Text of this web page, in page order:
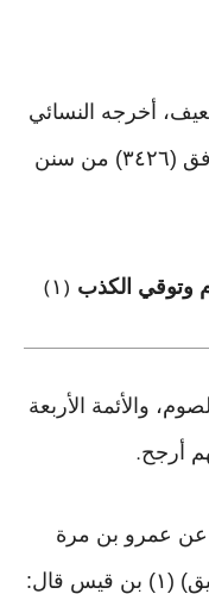
أخرجه النسائي
في الكبرى (٢٥٠٢) ولعل صوابه يوافق (٣٤٢٦) من سنن
( ١ )
والأئمة الأربعة
أرجح.
عن عمرو بن مرة
عن أبي صالح الحنفي عن أخيه (طليق) (١) بن قيس قال: